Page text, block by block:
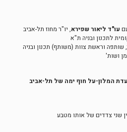
עו"ד ליאור שפירא, יו"ר מחוז תל-אביב
לתכנון ובניה ת"א
, שותפה וראשת צוות (משותף) תכנון ובניה
ושות'
שני צדדים של אותו מטבע